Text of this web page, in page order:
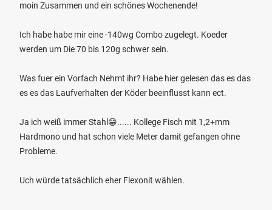
moin Zusammen und ein schönes Wochenende!
Ich habe habe mir eine -140wg Combo zugelegt. Koeder
werden um Die 70 bis 120g schwer sein.
Was fuer ein Vorfach Nehmt ihr? Habe hier gelesen das es das
es es das Laufverhalten der Köder beeinflusst kann ect.
Ja ich weiß immer Stahl😁...... Kollege Fisch mit 1,2+mm
Hardmono und hat schon viele Meter damit gefangen ohne
Probleme.
Uch würde tatsächlich eher Flexonit wählen.